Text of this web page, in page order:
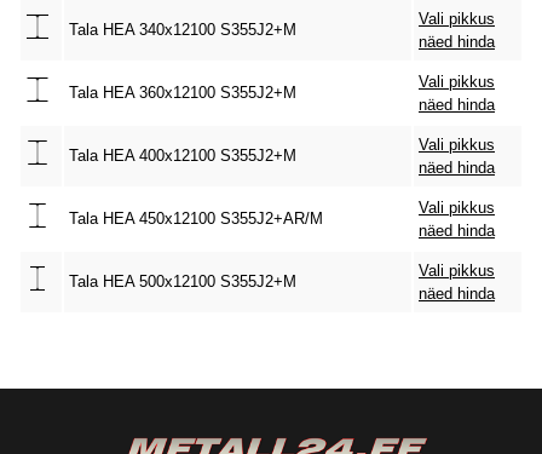
Tala HEA 340x12100 S355J2+M
Vali pikkus
näed hinda
Tala HEA 360x12100 S355J2+M
Vali pikkus
näed hinda
Tala HEA 400x12100 S355J2+M
Vali pikkus
näed hinda
Tala HEA 450x12100 S355J2+AR/M
Vali pikkus
näed hinda
Tala HEA 500x12100 S355J2+M
Vali pikkus
näed hinda